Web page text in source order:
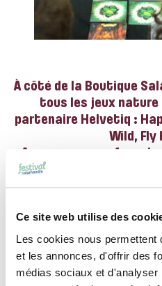
Ce site web utilise des
Les cookies nous permettent
et les annonces, d'offrir des
médias sociaux et d'analyser
À côté de la Boutique
tous les jeux nature
partenaire Helvetiq :
Wild, Fly
Au programme : fous